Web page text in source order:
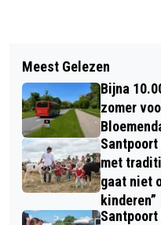
BEATLE- ELVIS-
BREIDT UIT:
LIVE-BANDS 25
STAAT HET
Meest Gelezen
Bijna
zomer
met
gaat niet
kinderen”